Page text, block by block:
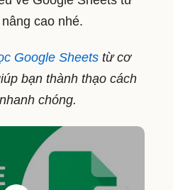
cao nhé.
Google Sheetstừ cơ
bạn thành thạo cách
chóng.